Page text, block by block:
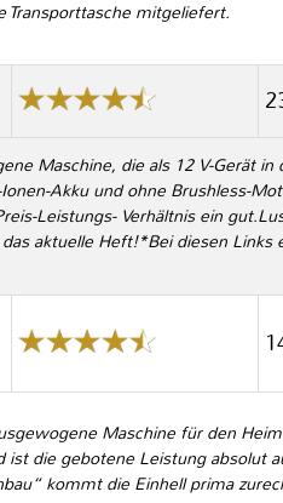
Transporttasche mitgeliefert.
Maschine, die als 12 V-Gerät in
Akku und ohne Brushless-
Leistungs- Verhältnis ein
aktuelle Heft!*Bei diesen Links
Maschine für den
die gebotene Leistung absolut
kommt die Einhell prima